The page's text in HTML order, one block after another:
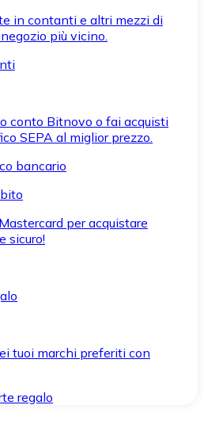
in contanti e altri mezzi di
più vicino.
conto Bitnovo o fai acquisti
SEPA al miglior prezzo.
bancario
per acquistare
sicuro!
tuoi marchi preferiti con
regalo